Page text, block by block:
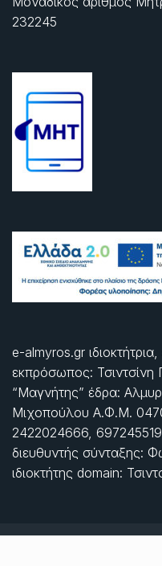
232245
e-almyros.gr
εκπρόσωπος: Τσιντσίνη
“Μαγνήτης” έδρα:
Μιχοπούλου Α.Φ.Μ.
2422024666,
διευθυντής σύνταξης:
ιδιοκτήτης domain: